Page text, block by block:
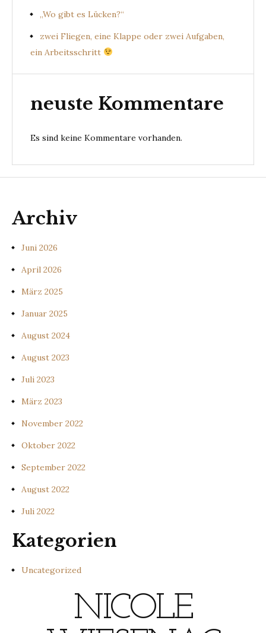
„Wo gibt es Lücken?“
zwei Fliegen, eine Klappe oder zwei Aufgaben,
ein Arbeitsschritt
neuste Kommentare
Es sind keine Kommentare vorhanden.
Archiv
Juni 2026
April 2026
März 2025
Januar 2025
August 2024
August 2023
Juli 2023
März 2023
November 2022
Oktober 2022
September 2022
August 2022
Juli 2022
Kategorien
Uncategorized
NICOLE